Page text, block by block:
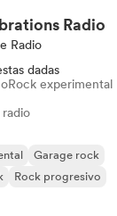
Radio
Radio
dadas
Rock experimental
Garage rock
Rock progresivo